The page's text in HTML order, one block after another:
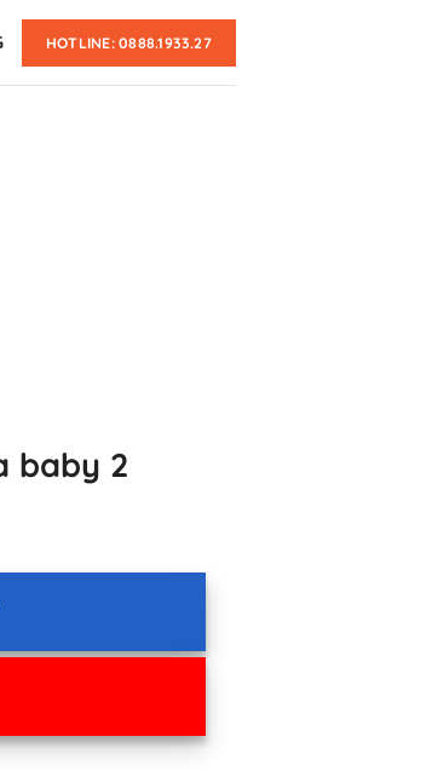
HOTLINE: 0888.1933.27
baby 2